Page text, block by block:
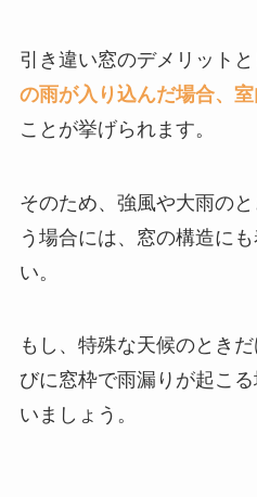
引き違い窓のデメリットと
の雨が入り込んだ場合、
ことが挙げられます。
そのため、強風や大雨の
う場合には、窓の構造に
い。
もし、特殊な天候のとき
びに窓枠で雨漏りが起こ
いましょう。